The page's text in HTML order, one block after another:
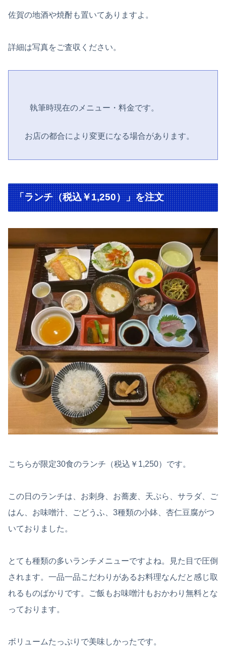
佐賀の地酒や焼酎も置いてありますよ。
詳細は写真をご査収ください。
執筆時現在のメニュー・料金です。
お店の都合により変更になる場合があります。
「ランチ（税込￥1,250）」を注文
こちらが限定30食のランチ（税込￥1,250）です。
この日のランチは、お刺身、お蕎麦、天ぷら、サラダ、ご
はん、お味噌汁、ごどうふ、3種類の小鉢、杏仁豆腐がつ
いておりました。
とても種類の多いランチメニューですよね。見た目で圧倒
されます。一品一品こだわりがあるお料理なんだと感じ取
れるものばかりです。ご飯もお味噌汁もおかわり無料とな
っております。
ボリュームたっぷりで美味しかったです。